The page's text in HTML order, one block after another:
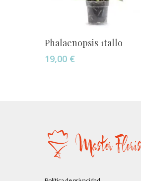
Añadir Al Carrito
Phalaenopsis 1tallo
19,00 €